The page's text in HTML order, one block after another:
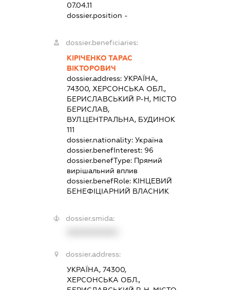
07.04.11
dossier.position -
dossier.beneficiaries:
КІРІЧЕНКО ТАРАС
ВІКТОРОВИЧ
dossier.address: УКРАЇНА,
74300, ХЕРСОНСЬКА ОБЛ.,
БЕРИСЛАВСЬКИЙ Р-Н, МІСТО
БЕРИСЛАВ,
ВУЛ.ЦЕНТРАЛЬНА, БУДИНОК
111
dossier.nationality: Україна
dossier.benefInterest: 96
dossier.benefType: Прямий
вирішальний вплив
dossier.benefRole: КІНЦЕВИЙ
БЕНЕФІЦІАРНИЙ ВЛАСНИК
dossier.smida:
dossier.address:
УКРАЇНА, 74300,
ХЕРСОНСЬКА ОБЛ.,